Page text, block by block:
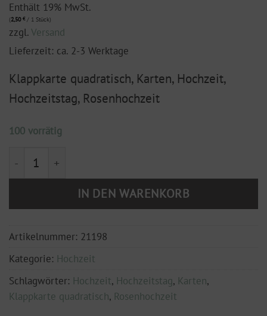
Enthält 19% MwSt.
(2,50 €/ 1 Stück)
zzgl.Versand
Lieferzeit: ca. 2-3 Werktage
Klappkarte quadratisch, Karten, Hochzeit,
Hochzeitstag, Rosenhochzeit
100 vorrätig
Klappkarte, 150x150 mm " Rosenhochzeit" - 10 Jahre
IN DEN WARENKORB
Artikelnummer: 21198
Kategorie: Hochzeit
Schlagwörter: Hochzeit, Hochzeitstag, Karten,
Klappkarte quadratisch, Rosenhochzeit